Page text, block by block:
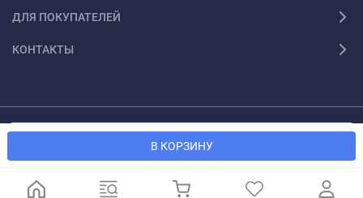
В КОРЗИНУ
ДЛЯ ПОКУПАТЕЛЕЙ
КОНТАКТЫ